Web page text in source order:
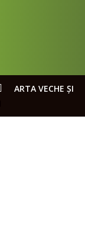
ARTA VECHE ŞI